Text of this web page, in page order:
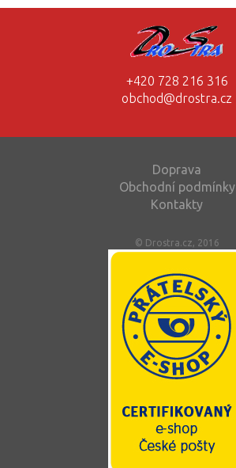
+420 728 216 316
obchod@drostra.cz
Doprava
Obchodní podmínky
Kontakty
© Drostra.cz, 2016